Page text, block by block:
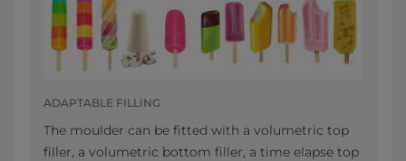
ADAPTABLE FILLING
The moulder can be fitted with a volumetric top
filler, a volumetric bottom filler, a time elapse top